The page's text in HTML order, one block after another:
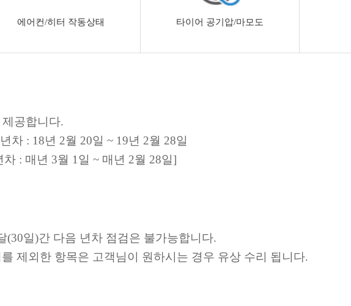
에어컨/히터 작동상태 타이어 공기압/마모도
공합니다.
차 : 18년 2월 20일 ~ 19년 2월 28일
일 ~ 매년 2월 28일]
(30일)간 다음 년차 점검은 불가능합니다.
제외한 항목은 고객님이 원하시는 경우 유상 수리 됩니다.